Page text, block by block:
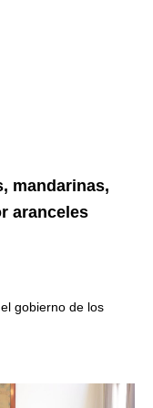
mandarinas,
aranceles
gobierno de los